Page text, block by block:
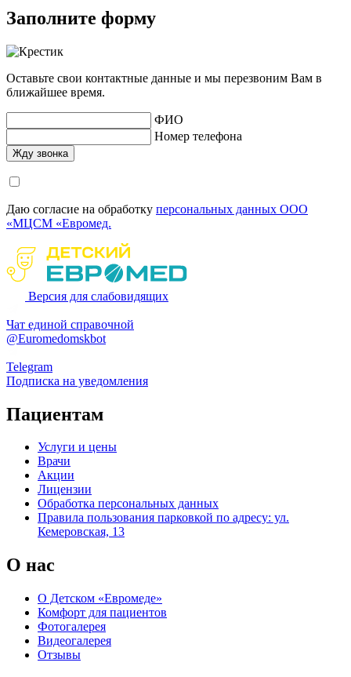
Заполните форму
Оставьте свои контактные данные и мы перезвоним Вам в
ближайшее время.
ФИО
Номер телефона
Даю согласие на обработку персональных данных ООО
«МЦСМ «Евромед.
Версия для слабовидящих
Чат единой справочной
@Euromedomskbot
Telegram
Подписка на уведомления
Пациентам
Услуги и цены
Врачи
Акции
Лицензии
Обработка персональных данных
Правила пользования парковкой по адресу: ул.
Кемеровская, 13
О нас
О Детском «Евромеде»
Комфорт для пациентов
Фотогалерея
Видеогалерея
Отзывы